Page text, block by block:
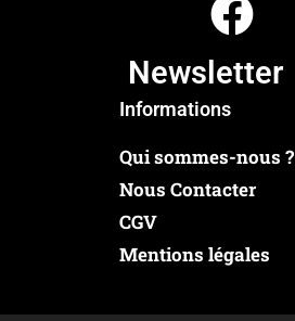
Newsletter
Informations
Qui sommes-nous ?
Nous Contacter
CGV
Mentions légales